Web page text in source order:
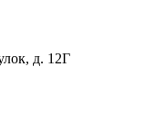
д. 12Г